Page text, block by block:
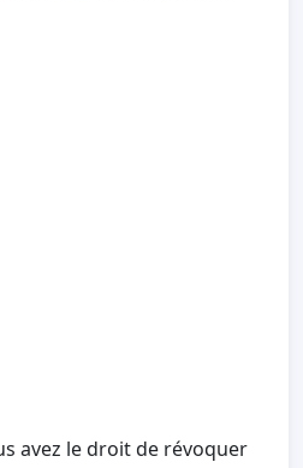
avez le droit de révoquer